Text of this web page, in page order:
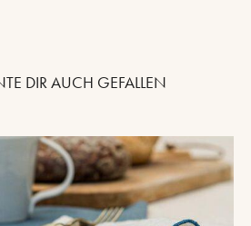
DIR AUCH GEFALLEN